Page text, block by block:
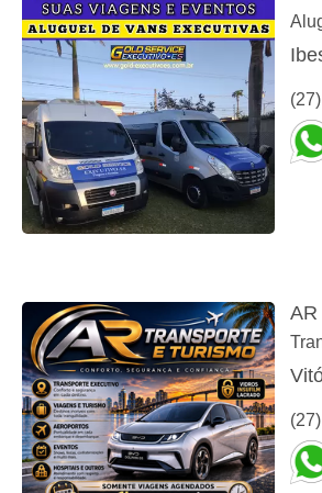
AR